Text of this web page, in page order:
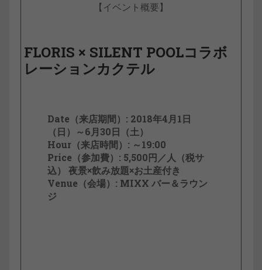
【イベント概要】
FLORIS × SILENT POOLコラボ
レーションカクテル
Date（来店期間）: 2018年4月1日
（日）～6月30日（土）
Hour（来店時間）: ～19:00
Price（参加費）: 5,500円／人（税サ
込） 夜景×飲み放題×お土産付き
Venue（会場）: MIXX バー＆ラウン
ジ